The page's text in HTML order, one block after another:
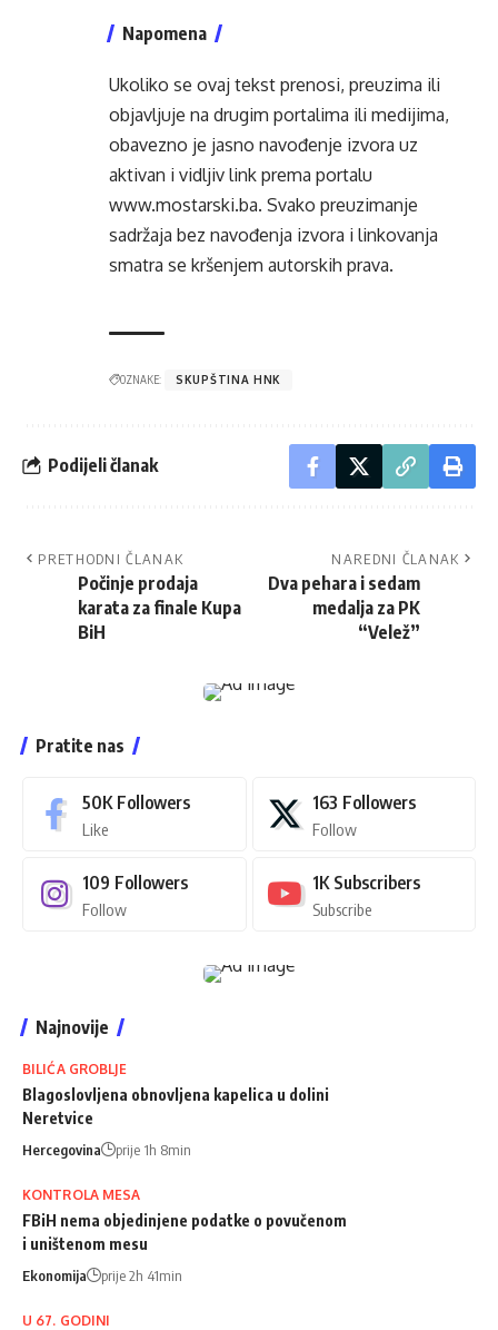
Napomena
Ukoliko se ovaj tekst prenosi, preuzima ili
objavljuje na drugim portalima ili medijima,
obavezno je jasno navođenje izvora uz
aktivan i vidljiv link prema portalu
www.mostarski.ba. Svako preuzimanje
sadržaja bez navođenja izvora i linkovanja
smatra se kršenjem autorskih prava.
OZNAKE: SKUPŠTINA HNK
Podijeli članak
PRETHODNI ČLANAK
Počinje prodaja
karata za finale Kupa
BiH
NAREDNI ČLANAK
Dva pehara i sedam
medalja za PK
“Velež”
Pratite nas
50K Followers
Like
163 Followers
Follow
109 Followers
Follow
1K Subscribers
Subscribe
Najnovije
BILIĆA GROBLJE
Blagoslovljena obnovljena kapelica u dolini
Neretvice
Hercegovina prije 1h 8min
KONTROLA MESA
FBiH nema objedinjene podatke o povučenom
i uništenom mesu
Ekonomija prije 2h 41min
U 67. GODINI